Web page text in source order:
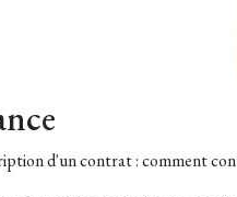
d'un contrat : comment